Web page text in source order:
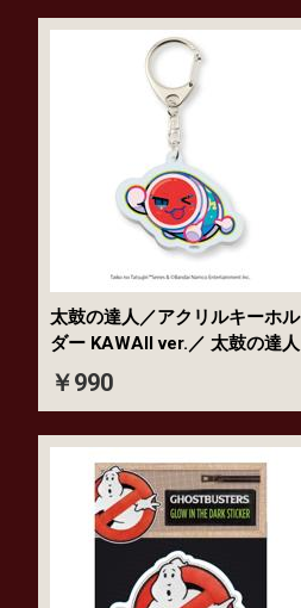
太鼓の達人／アクリルキーホル
ダー KAWAII ver.／ 太鼓の達人
￥990